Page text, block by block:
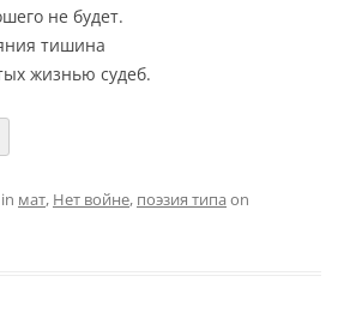
не будет.
тишина
жизнью судеб.
мат, Нет войне, поэзия типа on